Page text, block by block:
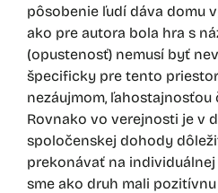
pôsobenie ľudí dáva domu
ako pre autora bola hra s
(opustenosť) nemusí byť
špecificky pre tento
nezáujmom,
Rovnako vo verejnosti je v
spoločenskej dohody
prekonávať na
sme ako druh mali